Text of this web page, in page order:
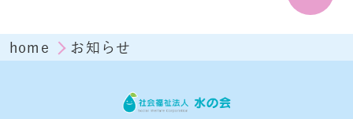
home お知らせ